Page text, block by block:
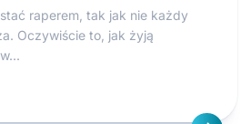
raperem, tak jak nie każdy
Oczywiście to, jak żyją